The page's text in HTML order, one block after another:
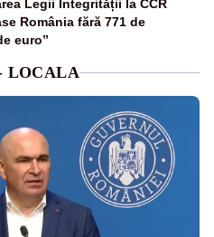
Legii Integrității la CCR
România fără 771 de
euro”
LOCALA